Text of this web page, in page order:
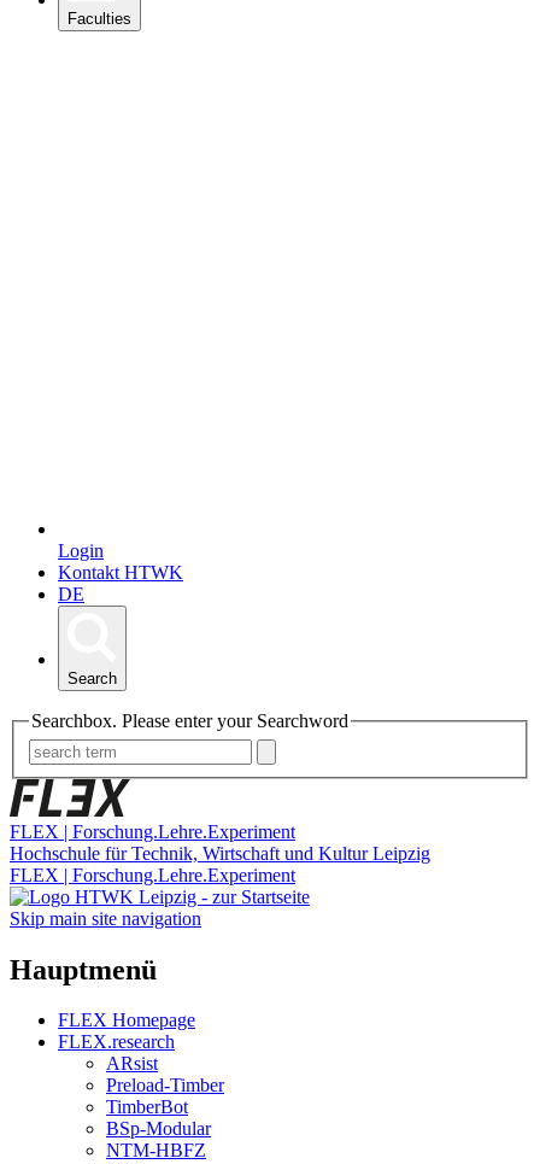
Faculties
Login
Kontakt HTWK
DE
Search
Searchbox. Please enter your Searchword
FLEX | Forschung.Lehre.Experiment
Hochschule für Technik, Wirtschaft und Kultur Leipzig
FLEX | Forschung.Lehre.Experiment
Skip main site navigation
Hauptmenü
FLEX Homepage
FLEX.research
ARsist
Preload-Timber
TimberBot
BSp-Modular
NTM-HBFZ